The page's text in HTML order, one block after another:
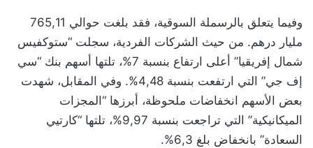
وفيما يتعلق بالرسملة السوقية، فقد بلغت حوالي 765,11
مليار درهم. من حيث الشركات الفردية، سجلت “ستوكفيس
شمال إفريقيا” أعلى ارتفاع بنسبة 7%، تلتها أسهم بنك “سي
إف جي” التي ارتفعت بنسبة 4,48%. وفي المقابل، شهدت
بعض الأسهم انخفاضات ملحوظة، أبرزها “المجزات
الميكانيكية” التي تراجعت بنسبة 9,97%، تلتها “كارتيي
السعادة” بانخفاض بلغ 6,3%.